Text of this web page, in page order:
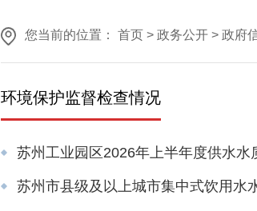
您当前的位置：首页 >政务公开 >政府
环境保护监督检查情况
苏州工业园区2026年上半年度供水水
苏州市县级及以上城市集中式饮用水